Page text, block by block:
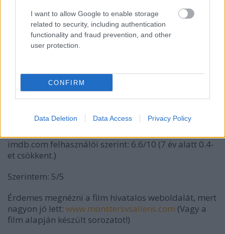
I want to allow Google to enable storage
related to security, including authentication
functionality and fraud prevention, and other
user protection.
CONFIRM
Data Deletion Data Access Privacy Policy
imdb.com felhasználói szerint: 6.6/10 (7 év alatt 0.4-
et csökkent.)
Szerintem: 5/5
Érdemes megnézni a film hivatalos weboldalát, mert
nagyon jó lett: www.monstersvsaliens.com (Vagy a
film alapján készült sorozatot!)